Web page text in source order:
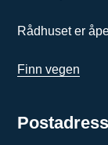
Rådhuset er
Finn vegen